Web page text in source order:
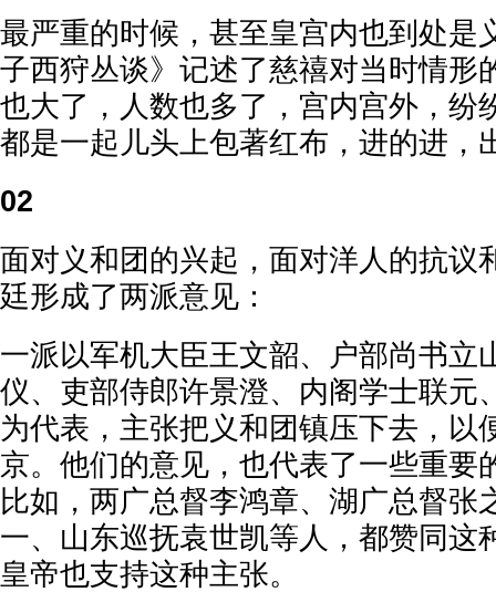
最严重的时候，甚至皇宫内也到处是
子西狩丛谈》记述了慈禧对当时情形
也大了，人数也多了，宫内宫外，纷
都是一起儿头上包著红布，进的进
02
面对义和团的兴起，面对洋人的抗议
廷形成了两派意见：
一派以军机大臣王文韶、户部尚书立
仪、吏部侍郎许景澄、内阁学士联元
为代表，主张把义和团镇压下去，以
京。他们的意见，也代表了一些重要
比如，两广总督李鸿章、湖广总督张
一、山东巡抚袁世凯等人，都赞同这
皇帝也支持这种主张。